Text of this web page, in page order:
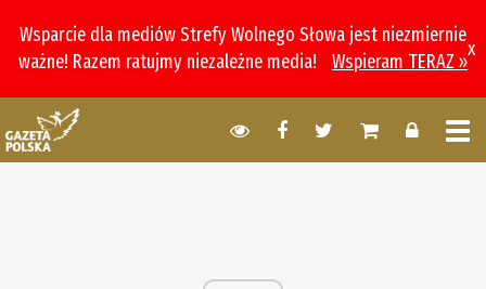
Wsparcie dla mediów Strefy Wolnego Słowa jest niezmiernie
ważne! Razem ratujmy niezależne media!
Wspieram TERAZ »
x